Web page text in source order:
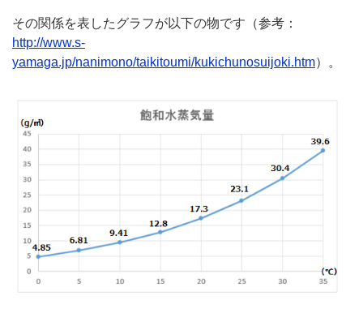
その関係を表したグラフが以下の物です（参考：
http://www.s-
yamaga.jp/nanimono/taikitoumi/kukichunosuijoki.htm）。